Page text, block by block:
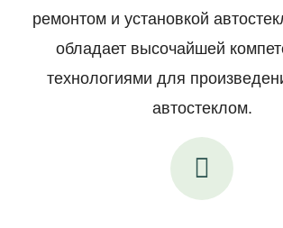
ремонтом и установкой
обладает высочайшей
технологиями для
автостеклом.